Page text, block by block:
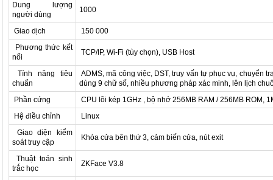
Dung lượng
người dùng
1000
Giao dịch
150 000
Phương thức kết
nối
TCP/IP, Wi-Fi (tùy chọn), USB Host
Tính năng tiêu
chuẩn
ADMS, mã công việc, DST, truy vấn tự phục vụ, chuyển
dùng 9 chữ số, nhiều phương pháp xác minh, lên lịch
Phần cứng
CPU lõi kép 1GHz , bộ nhớ 256MB RAM / 256MB ROM,
Hệ điều chỉnh
Linux
Giao diện kiểm
soát truy cập
Khóa cửa bên thứ 3, cảm biến cửa, nút exit
Thuật toán sinh
trắc học
ZKFace V3.8